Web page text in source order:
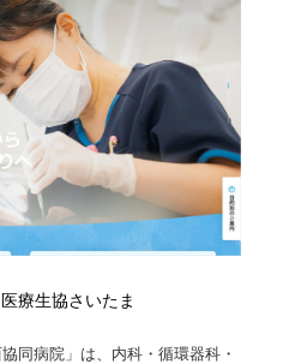
療生協さいたま
同病院」は、内科・循環器科・